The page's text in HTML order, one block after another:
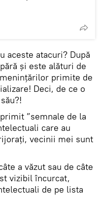
aceste atacuri? După
și este alături de
primite de
Deci, de ce o
”semnale de la
care au
vecinii mei sunt
a văzut sau de câte
vizibil încurcat,
de pe lista